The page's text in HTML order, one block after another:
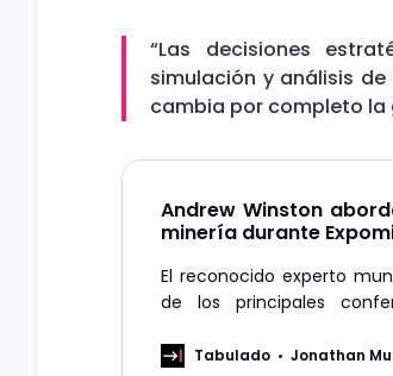
“Las decisiones
simulación y análisis
cambia por completo la
Andrew Winston
minería durante
El reconocido experto
de los principales
Tabulado Jonathan